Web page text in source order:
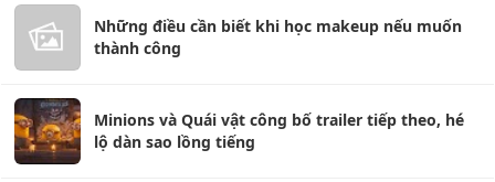
Những điều cần biết khi học makeup nếu muốn
thành công
Minions và Quái vật công bố trailer tiếp theo, hé
lộ dàn sao lồng tiếng